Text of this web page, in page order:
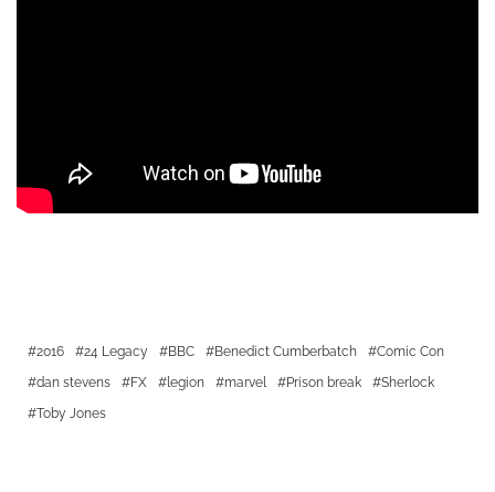
2016 24 Legacy BBC Benedict Cumberbatch
Comic Con
dan stevens
FX legion marvel Prison break
Sherlock
Toby Jones